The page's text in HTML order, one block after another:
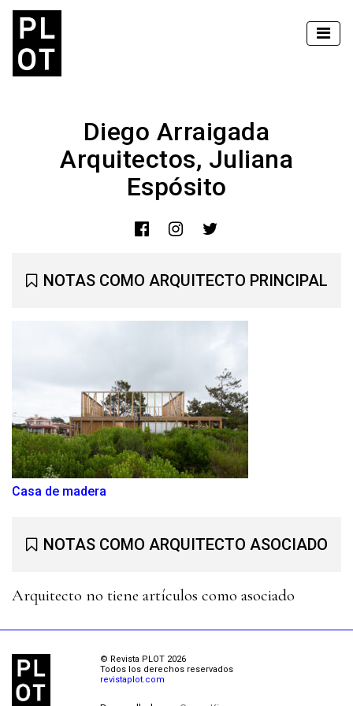
Diego Arraigada
Arquitectos, Juliana
Espósito
NOTAS COMO ARQUITECTO PRINCIPAL
Casa de madera
NOTAS COMO ARQUITECTO ASOCIADO
Arquitecto no tiene artículos como asociado
© Revista PLOT 2026
Todos los derechos reservados
revistaplot.com